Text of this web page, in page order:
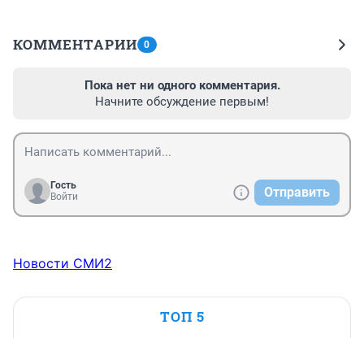
КОММЕНТАРИИ 0
Пока нет ни одного комментария.
Начните обсуждение первым!
Гость
Войти
Отправить
Новости СМИ2
ТОП 5